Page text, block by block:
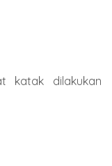
katak dilakukan